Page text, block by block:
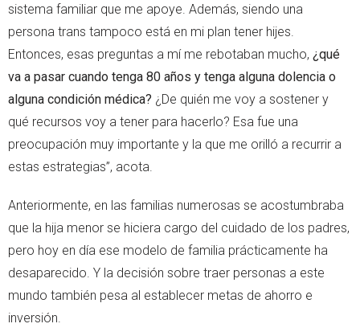
sistema familiar que me apoye. Además, siendo una
persona trans tampoco está en mi plan tener hijes.
Entonces, esas preguntas a mí me rebotaban mucho, ¿qué
va a pasar cuando tenga 80 años y tenga alguna dolencia o
alguna condición médica? ¿De quién me voy a sostener y
qué recursos voy a tener para hacerlo? Esa fue una
preocupación muy importante y la que me orilló a recurrir a
estas estrategias”, acota.
Anteriormente, en las familias numerosas se acostumbraba
que la hija menor se hiciera cargo del cuidado de los padres,
pero hoy en día ese modelo de familia prácticamente ha
desaparecido. Y la decisión sobre traer personas a este
mundo también pesa al establecer metas de ahorro e
inversión.